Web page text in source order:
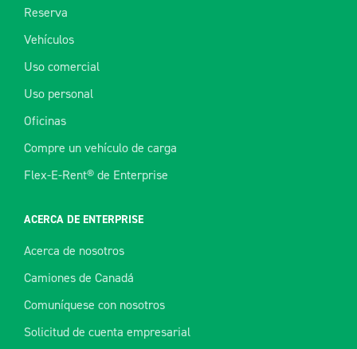
Reserva
Vehículos
Uso comercial
Uso personal
Oficinas
Compre un vehículo de carga
Flex-E-Rent® de Enterprise
ACERCA DE ENTERPRISE
Acerca de nosotros
Camiones de Canadá
Comuníquese con nosotros
Solicitud de cuenta empresarial